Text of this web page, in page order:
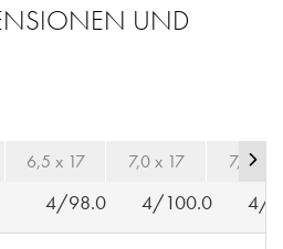
UND
6,5 x 17 7,0 x 17 7,0 x
4/98.0 4/100.0 4/